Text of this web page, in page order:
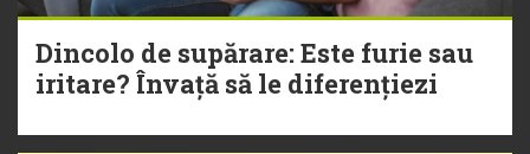
Dincolo de supărare: Este furie sau
iritare? Învață să le diferențiezi